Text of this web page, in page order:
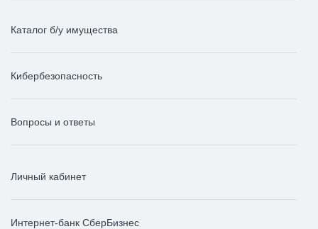
Каталог б/у имущества
Кибербезопасность
Вопросы и ответы
Личный кабинет
Интернет-банк СберБизнес